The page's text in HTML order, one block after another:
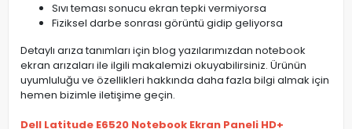
Sıvı teması sonucu ekran tepki vermiyorsa
Fiziksel darbe sonrası görüntü gidip geliyorsa
Detaylı arıza tanımları için blog yazılarımızdan notebook
ekran arızaları ile ilgili makalemizi okuyabilirsiniz. Ürünün
uyumluluğu ve özellikleri hakkında daha fazla bilgi almak için
hemen bizimle iletişime geçin.
Dell Latitude E6520 Notebook Ekran Paneli HD+